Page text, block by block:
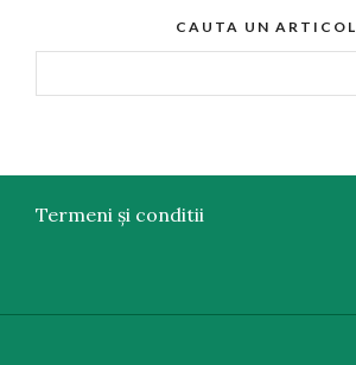
CAUTA UN ARTICOL
Termeni și conditii